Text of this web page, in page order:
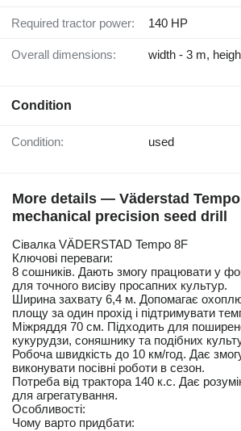
Required tractor power: 140 HP
Overall dimensions: width - 3 m,
Condition
Condition: used
More details — Väderstad
mechanical precision seed drill
Сівалка VÄDERSTAD Tempo 8F
Ключові переваги:
8 сошників. Дають змогу працювати у
для точного висіву просапних культур.
Ширина захвату 6,4 м. Допомагає
площу за один прохід і підтримувати
Міжряддя 70 см. Підходить для
кукурудзи, соняшнику та подібних
Робоча швидкість до 10 км/год. Дає
виконувати посівні роботи в сезон.
Потреба від трактора 140 к.с. Дає
для агрегатування.
Особливості:
Чому варто придбати: